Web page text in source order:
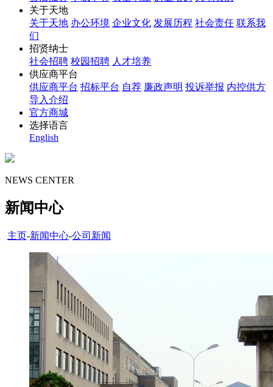
关于天地
关于天地 办公环境 企业文化 发展历程 社会责任 联系我
们
招贤纳士
社会招聘 校园招聘 人才培养
供应商平台
供应商平台 招标平台 自荐 廉政声明 投诉举报 内控供方
导入介绍
官方商城
选择语言
English
NEWS CENTER
新闻中心
主页-新闻中心-公司新闻